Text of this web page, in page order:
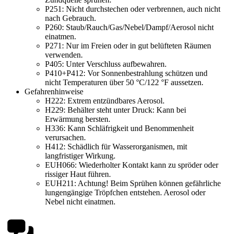
P251: Nicht durchstechen oder verbrennen, auch nicht
nach Gebrauch.
P260: Staub/Rauch/Gas/Nebel/Dampf/Aerosol nicht
einatmen.
P271: Nur im Freien oder in gut belüfteten Räumen
verwenden.
P405: Unter Verschluss aufbewahren.
P410+P412: Vor Sonnenbestrahlung schützen und
nicht Temperaturen über 50 °C/122 °F aussetzen.
Gefahrenhinweise
H222: Extrem entzündbares Aerosol.
H229: Behälter steht unter Druck: Kann bei
Erwärmung bersten.
H336: Kann Schläfrigkeit und Benommenheit
verursachen.
H412: Schädlich für Wasserorganismen, mit
langfristiger Wirkung.
EUH066: Wiederholter Kontakt kann zu spröder oder
rissiger Haut führen.
EUH211: Achtung! Beim Sprühen können gefährliche
lungengängige Tröpfchen entstehen. Aerosol oder
Nebel nicht einatmen.